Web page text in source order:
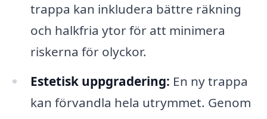
trappa kan inkludera bättre räkning
och halkfria ytor för att minimera
riskerna för olyckor.
Estetisk uppgradering: En ny trappa
kan förvandla hela utrymmet. Genom